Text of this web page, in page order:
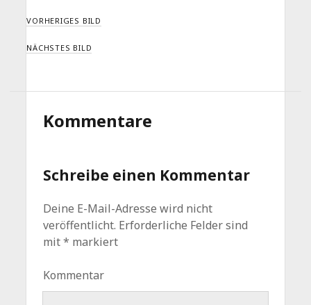
VORHERIGES BILD
NÄCHSTES BILD
Kommentare
Schreibe einen Kommentar
Deine E-Mail-Adresse wird nicht
veröffentlicht. Erforderliche Felder sind
mit* markiert
Kommentar